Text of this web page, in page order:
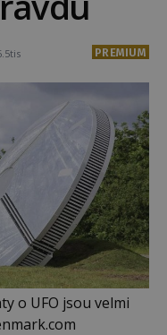
PREMIUM
o UFO jsou velmi